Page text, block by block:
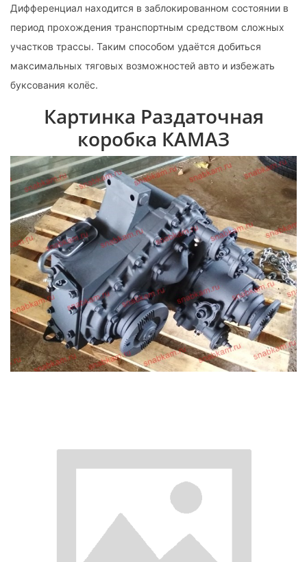
Дифференциал находится в заблокированном состоянии в
период прохождения транспортным средством сложных
участков трассы. Таким способом удаётся добиться
максимальных тяговых возможностей авто и избежать
буксования колёс.
Картинка Раздаточная
коробка КАМАЗ